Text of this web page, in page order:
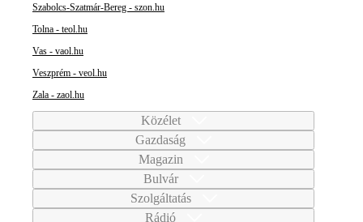
Szabolcs-Szatmár-Bereg - szon.hu
Tolna - teol.hu
Vas - vaol.hu
Veszprém - veol.hu
Zala - zaol.hu
Közélet
Gazdaság
Magazin
Bulvár
Szolgáltatás
Rádió